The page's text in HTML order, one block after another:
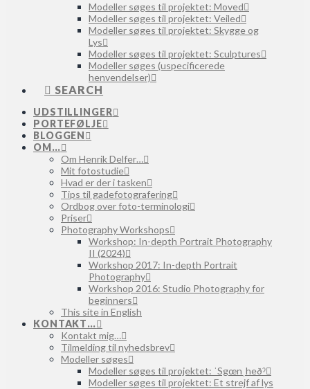
Modeller søges til projektet: Moved
Modeller søges til projektet: Veiled
Modeller søges til projektet: Skygge og
Lys
Modeller søges til projektet: Sculptures
Modeller søges (uspecificerede
henvendelser)
SEARCH
UDSTILLINGER
PORTEFØLJE
BLOGGEN
OM…
Om Henrik Delfer…
Mit fotostudie
Hvad er der i tasken
Tips til gadefotografering
Ordbog over foto-terminologi
Priser
Photography Workshops
Workshop: In-depth Portrait Photography
II (2024)
Workshop 2017: In-depth Portrait
Photography
Workshop 2016: Studio Photography for
beginners
This site in English
KONTAKT…
Kontakt mig…
Tilmelding til nyhedsbrev
Modeller søges
Modeller søges til projektet: ˈSgœnˌheðˀ
Modeller søges til projektet: Et strejf af lys